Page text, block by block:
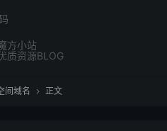
方小站
质资源BLOG
间域名  正文